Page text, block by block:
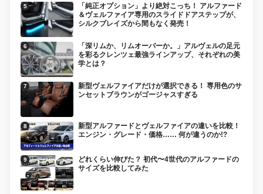
「純正オプション」より絶対こっち！ アルファード
＆ヴェルファイア専用のスライドドアステップが、
シルクブレイズから間もなく発売！
「深リムか、リムオーバーか。」アルヴェルの足元
を彩るクレンツェ最強ラインアップ、それぞれの美
学とは？
新型ヴェルファイアだけが選択できる！ 専用色のサ
ンセットブラウンがゴージャスすぎる
新型アルファードとヴェルファイアの違いを比較！
エンジン・グレード・価格…… 何が違うのか!?
どれくらい伸びた？ 初代〜4世代のアルファードの
サイズを比較してみた